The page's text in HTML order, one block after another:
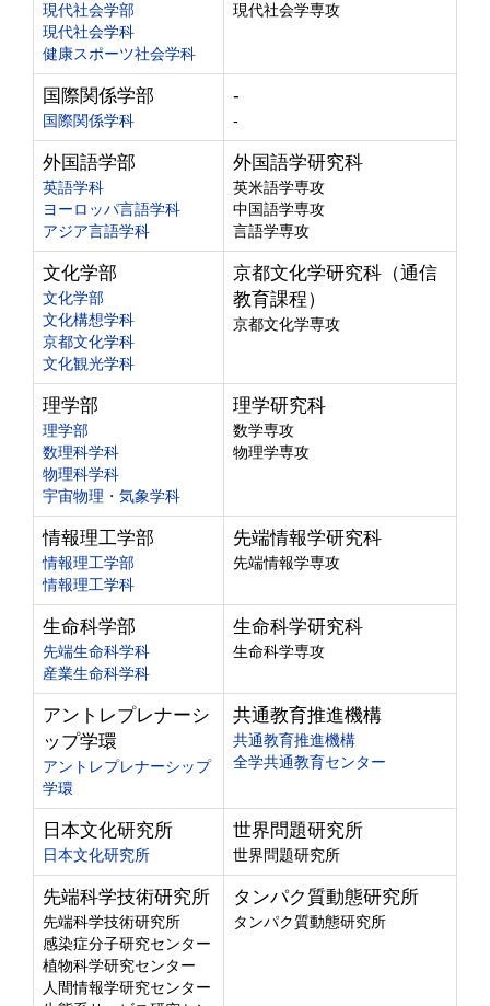
現代社会学部
現代社会学科
健康スポーツ社会学科
現代社会学専攻
国際関係学部
国際関係学科
-
-
外国語学部
英語学科
ヨーロッパ言語学科
アジア言語学科
外国語学研究科
英米語学専攻
中国語学専攻
言語学専攻
文化学部
文化学部
文化構想学科
京都文化学科
文化観光学科
京都文化学研究科（通信
教育課程）
京都文化学専攻
理学部
理学部
数理科学科
物理科学科
宇宙物理・気象学科
理学研究科
数学専攻
物理学専攻
情報理工学部
情報理工学部
情報理工学科
先端情報学研究科
先端情報学専攻
生命科学部
先端生命科学科
産業生命科学科
生命科学研究科
生命科学専攻
アントレプレナーシ
ップ学環
アントレプレナーシップ
学環
共通教育推進機構
共通教育推進機構
全学共通教育センター
日本文化研究所
日本文化研究所
世界問題研究所
世界問題研究所
先端科学技術研究所
先端科学技術研究所
感染症分子研究センター
植物科学研究センター
人間情報学研究センター
タンパク質動態研究所
タンパク質動態研究所